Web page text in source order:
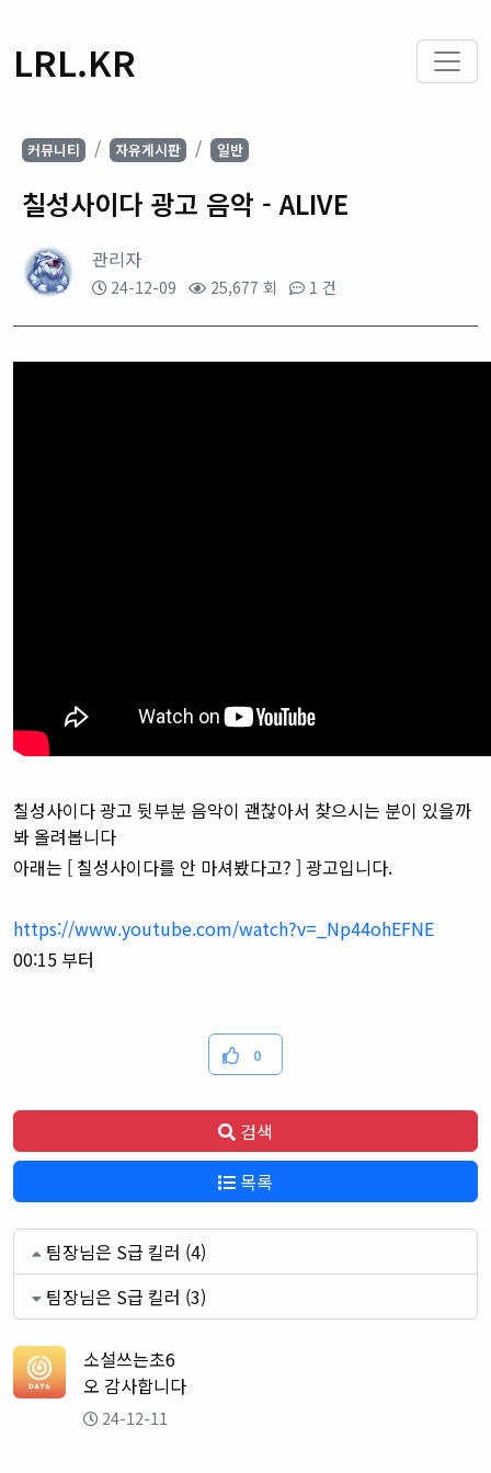
LRL.KR
커뮤니티 자유게시판 일반
칠성사이다 광고 음악 - ALIVE
관리자
24-12-09 25,677 회 1 건
칠성사이다 광고 뒷부분 음악이 괜찮아서 찾으시는 분이 있을까
봐 올려봅니다
아래는 [ 칠성사이다를 안 마셔봤다고? ] 광고입니다.
https://www.youtube.com/watch?v=_Np44ohEFNE
00:15 부터
0
검색
목록
팀장님은 S급 킬러 (4)
팀장님은 S급 킬러 (3)
소설쓰는초6
오 감사합니다
24-12-11